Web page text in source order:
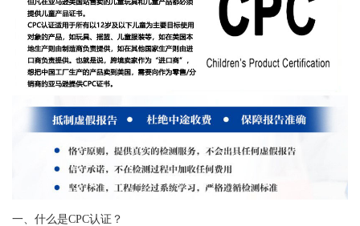
一、什么是CPC认证？